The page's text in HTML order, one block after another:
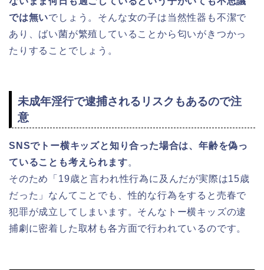
では無いでしょう。そんな女の子は当然性器も不潔で
あり、ばい菌が繁殖していることから匂いがきつかっ
たりすることでしょう。
未成年淫行で逮捕されるリスクもあるので注
意
SNSでトー横キッズと知り合った場合は、年齢を偽っ
ていることも考えられます。
そのため「19歳と言われ性行為に及んだが実際は15歳
だった」なんてことでも、性的な行為をすると売春で
犯罪が成立してしまいます。そんなトー横キッズの逮
捕劇に密着した取材も各方面で行われているのです。